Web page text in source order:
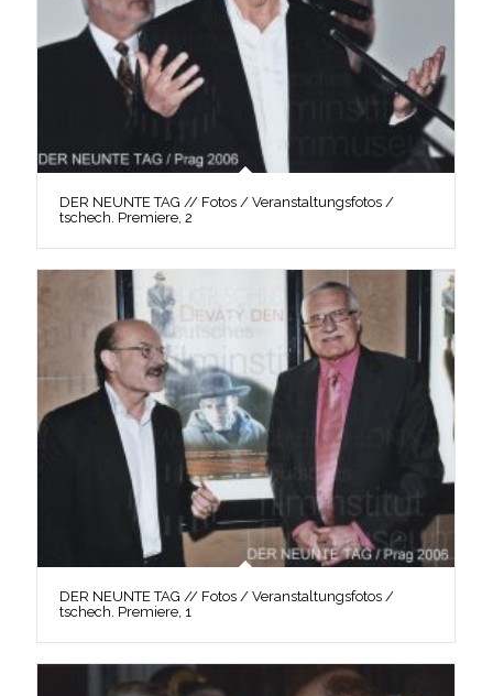
DER NEUNTE TAG // Fotos / Veranstaltungsfotos /
tschech. Premiere, 2
DER NEUNTE TAG // Fotos / Veranstaltungsfotos /
tschech. Premiere, 1